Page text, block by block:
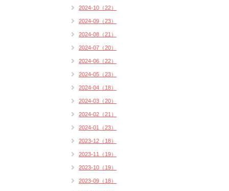
2024-10（22）
2024-09（23）
2024-08（21）
2024-07（20）
2024-06（22）
2024-05（23）
2024-04（18）
2024-03（20）
2024-02（21）
2024-01（23）
2023-12（18）
2023-11（19）
2023-10（19）
2023-09（18）